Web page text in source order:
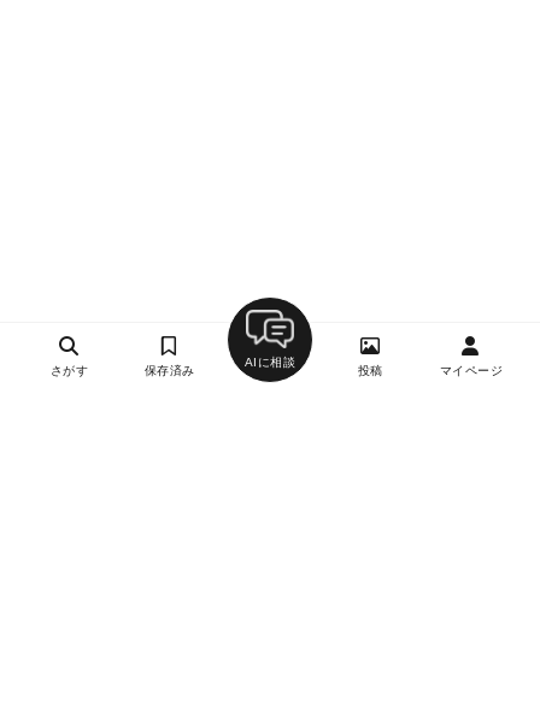
さがす 保存済み
AIに相談
投稿 マイページ